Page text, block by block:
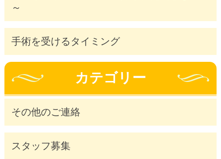
～
手術を受けるタイミング
カテゴリー
その他のご連絡
スタッフ募集